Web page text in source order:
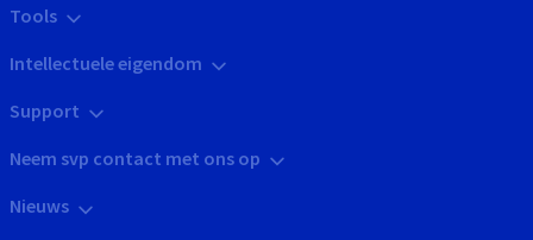
Tools
Intellectuele eigendom
Support
Neem svp contact met ons op
Nieuws